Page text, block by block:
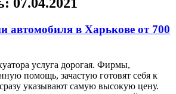
автомобиля в Харькове от 700
услуга дорогая. Фирмы,
помощь, зачастую готовят себя к
указывают самую высокую цену.